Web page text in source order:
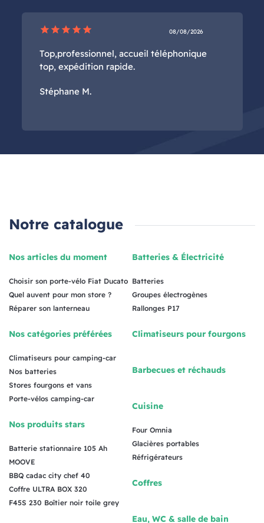
star star star star star 08/08/2026
Top,professionnel, accueil téléphonique
top, expédition rapide.
Stéphane M.
Notre catalogue
Nos articles du moment
Choisir son porte-vélo Fiat Ducato
Quel auvent pour mon store ?
Réparer son lanterneau
Nos catégories préférées
Climatiseurs pour camping-car
Nos batteries
Stores fourgons et vans
Porte-vélos camping-car
Nos produits stars
Batterie stationnaire 105 Ah
MOOVE
BBQ cadac city chef 40
Coffre ULTRA BOX 320
F45S 230 Boîtier noir toile grey
Batteries & Électricité
Batteries
Groupes électrogènes
Rallonges P17
Climatiseurs pour fourgons
Barbecues et réchauds
Cuisine
Four Omnia
Glacières portables
Réfrigérateurs
Coffres
Eau, WC & salle de bain